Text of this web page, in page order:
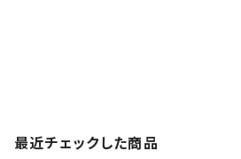
最近チェックした商品